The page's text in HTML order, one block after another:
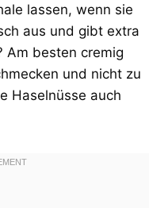
lassen, wenn sie
aus und gibt extra
Am besten cremig
und nicht zu
Haselnüsse auch